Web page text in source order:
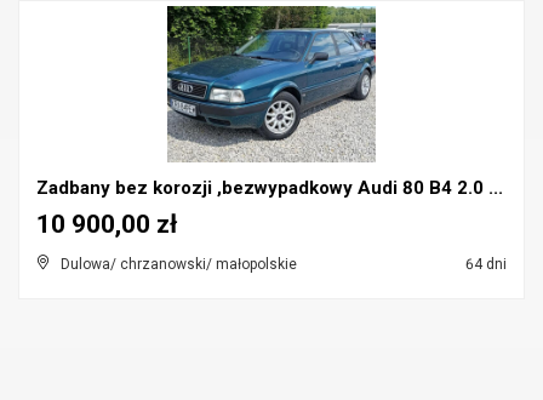
Zadbany bez korozji ,bezwypadkowy Audi 80 B4 2.0 ...
Dulowa/ chrzanowski/ małopolskie 64 dni
10 900,00 zł